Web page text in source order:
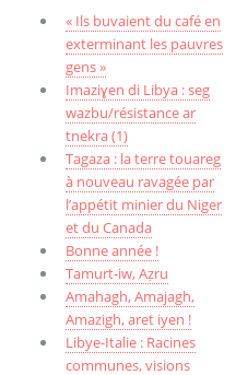
« Ils buvaient du café en
exterminant les pauvres
gens »
Imaziɣen di Libya : seg
wazbu/résistance ar
tnekra (1)
Tagaza : la terre touareg
à nouveau ravagée par
l’appétit minier du Niger
et du Canada
Bonne année !
Tamurt-iw, Aẓru
Amahagh, Amajagh,
Amazigh, aret iyen !
Libye-Italie : Racines
communes, visions